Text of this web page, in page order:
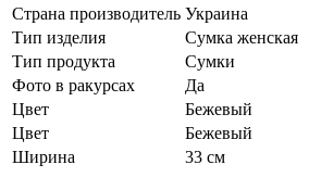
Страна производитель Украина
Тип изделия
Сумка женская
Тип продукта
Сумки
Фото в ракурсах
Да
Цвет
Бежевый
Цвет
Бежевый
Ширина
33 см